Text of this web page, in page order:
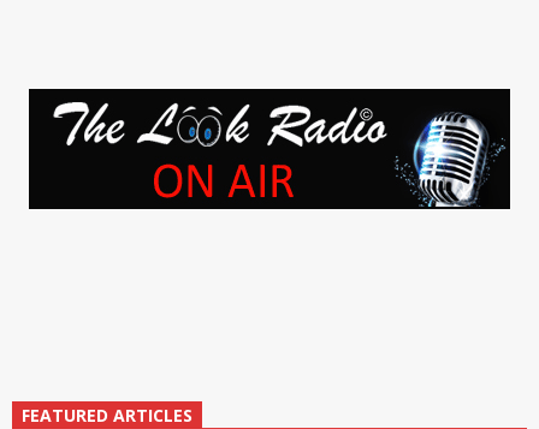
FEATURED ARTICLES